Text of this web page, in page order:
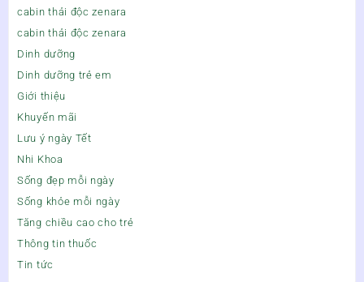
cabin thải độc zenara
cabin thải độc zenara
Dinh dưỡng
Dinh dưỡng trẻ em
Giới thiệu
Khuyến mãi
Lưu ý ngày Tết
Nhi Khoa
Sống đẹp mỗi ngày
Sống khỏe mỗi ngày
Tăng chiều cao cho trẻ
Thông tin thuốc
Tin tức